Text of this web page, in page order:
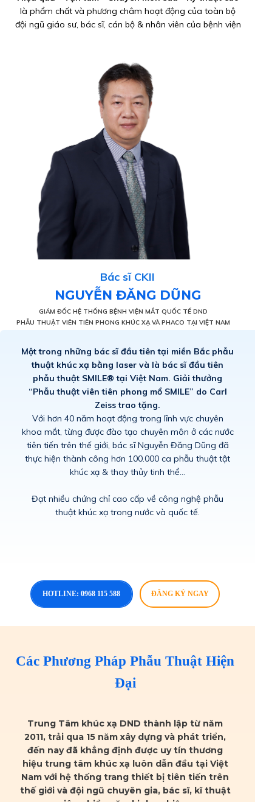
là phẩm chất và phương châm hoạt động của toàn bộ
đội ngũ giáo sư, bác sĩ, cán bộ & nhân viên của bệnh viện
HOTLINE: 0968 115 588 ĐĂNG KÝ NGAY
Một trong những bác sĩ đầu tiên tại miền Bắc phẫu
thuật khúc xạ bằng laser và là bác sĩ đầu tiên
phẫu thuật SMILE® tại Việt Nam. Giải thưởng
“Phẫu thuật viên tiên phong mổ SMILE” do Carl
Zeiss trao tặng.
Với hơn 40 năm hoạt động trong lĩnh vực chuyên
khoa mắt, từng được đào tạo chuyên môn ở các nước
tiên tiến trên thế giới, bác sĩ Nguyễn Đăng Dũng đã
thực hiện thành công hơn 100.000 ca phẫu thuật tật
khúc xạ & thay thủy tinh thể...
Đạt nhiều chứng chỉ cao cấp về công nghệ phẫu
thuật khúc xạ trong nước và quốc tế.
Bác sĩ CKII
NGUYỄN ĐĂNG DŨNG
GIÁM ĐỐC HỆ THỐNG BỆNH VIỆN MẮT QUỐC TẾ DND
PHẪU THUẬT VIÊN TIÊN PHONG KHÚC XẠ VÀ PHACO TẠI VIỆT NAM
Các Phương Pháp Phẫu Thuật Hiện
Đại
Trung Tâm khúc xạ DND thành lập từ năm
2011, trải qua 15 năm xây dựng và phát triển,
đến nay đã khẳng định được uy tín thương
hiệu trung tâm khúc xạ luôn dẫn đầu tại Việt
Nam với hệ thống trang thiết bị tiên tiến trên
thế giới và đội ngũ chuyên gia, bác sĩ, kĩ thuật